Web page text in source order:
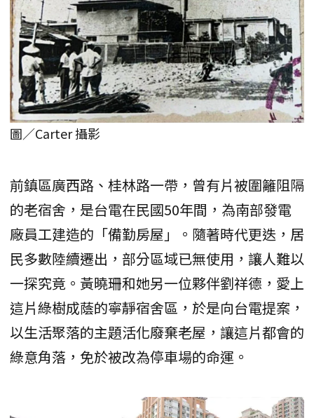
圖／Carter 攝影
前鎮區廣西路、桂林路一帶，曾有片被圍籬阻隔
的老宿舍，是台電在民國50年間，為南部發電
廠員工建造的「備勤房屋」。隨著時代更迭，居
民多數陸續遷出，部分區域已無使用，讓人難以
一探究竟。黃曉珊和她另一位夥伴劉祥德，愛上
這片綠樹成蔭的寧靜宿舍區，於是向台電提案，
以生活聚落的主題活化廢棄老屋，讓這片都會的
綠意角落，免於被改為停車場的命運。